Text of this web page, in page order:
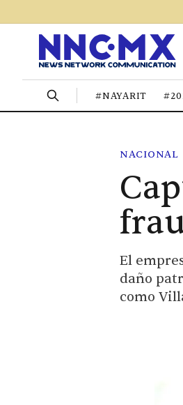
#NAYARIT
NACIONAL
El
daño
como